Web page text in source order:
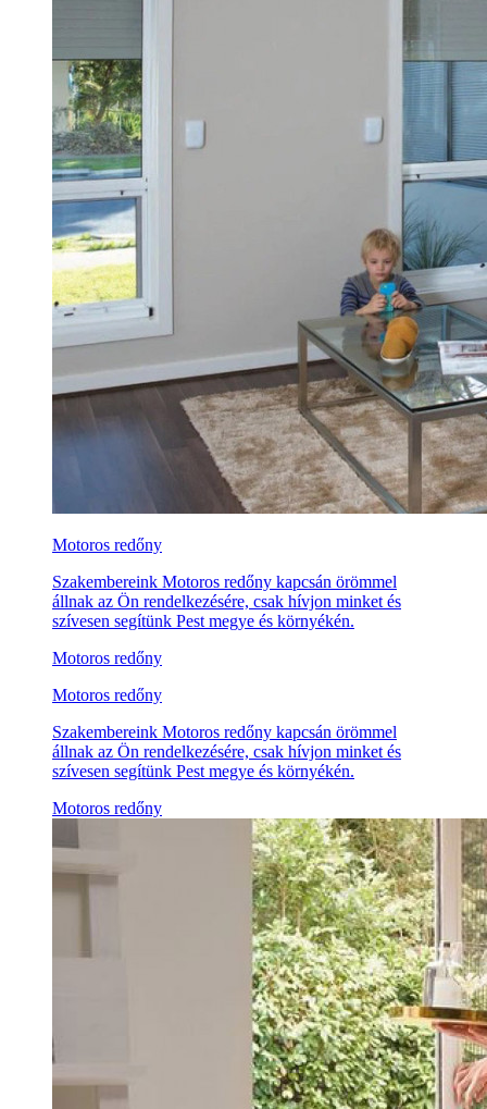
Motoros redőny
Szakembereink Motoros redőny kapcsán örömmel
állnak az Ön rendelkezésére, csak hívjon minket és
szívesen segítünk Pest megye és környékén.
Motoros redőny
Motoros redőny
Szakembereink Motoros redőny kapcsán örömmel
állnak az Ön rendelkezésére, csak hívjon minket és
szívesen segítünk Pest megye és környékén.
Motoros redőny